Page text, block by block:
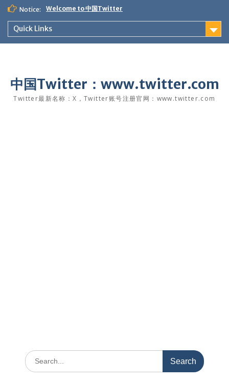
Skip
content
Notice: Welcome to 中国Twitter
Quick Links
中国Twitter：www.twitter.com
Twitter最新名称：X，Twitter账号注册官网：www.twitter.com
Search
for: